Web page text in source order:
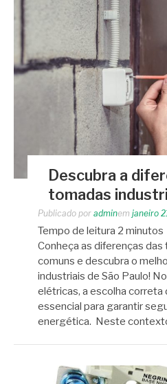
Descubra a
tomadas
Publicado por adminem janeiro
Tempo de leitura 2 minutos
Conheça as diferenças
comuns e descubra o
industriais de São Paulo!
elétricas, a escolha
essencial para garantir
energética. Neste